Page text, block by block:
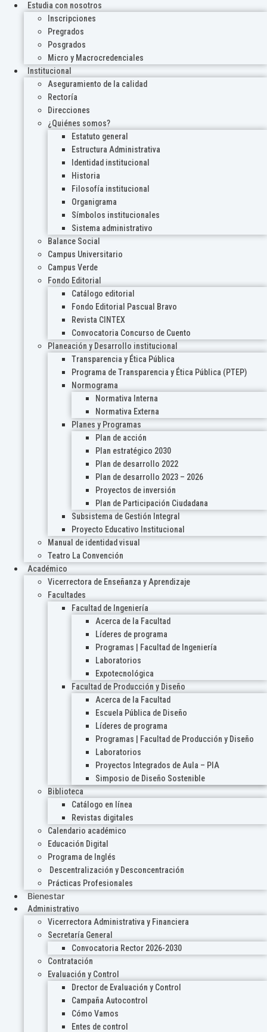
Estudia con nosotros
Inscripciones
Pregrados
Posgrados
Micro y Macrocredenciales
Institucional
Aseguramiento de la calidad
Rectoría
Direcciones
¿Quiénes somos?
Estatuto general
Estructura Administrativa
Identidad institucional
Historia
Filosofía institucional
Organigrama
Símbolos institucionales
Sistema administrativo
Balance Social
Campus Universitario
Campus Verde
Fondo Editorial
Catálogo editorial
Fondo Editorial Pascual Bravo
Revista CINTEX
Convocatoria Concurso de Cuento
Planeación y Desarrollo institucional
Transparencia y Ética Pública
Programa de Transparencia y Ética Pública (PTEP)
Normograma
Normativa Interna
Normativa Externa
Planes y Programas
Plan de acción
Plan estratégico 2030
Plan de desarrollo 2022
Plan de desarrollo 2023 – 2026
Proyectos de inversión
Plan de Participación Ciudadana
Subsistema de Gestión Integral
Proyecto Educativo Institucional
Manual de identidad visual
Teatro La Convención
Académico
Vicerrectora de Enseñanza y Aprendizaje
Facultades
Facultad de Ingeniería
Acerca de la Facultad
Líderes de programa
Programas | Facultad de Ingeniería
Laboratorios
Expotecnológica
Facultad de Producción y Diseño
Acerca de la Facultad
Escuela Pública de Diseño
Líderes de programa
Programas | Facultad de Producción y Diseño
Laboratorios
Proyectos Integrados de Aula – PIA
Simposio de Diseño Sostenible
Biblioteca
Catálogo en línea
Revistas digitales
Calendario académico
Educación Digital
Programa de Inglés
Descentralización y Desconcentración
Prácticas Profesionales
Bienestar
Administrativo
Vicerrectora Administrativa y Financiera
Secretaría General
Convocatoria Rector 2026-2030
Contratación
Evaluación y Control
Drector de Evaluación y Control
Campaña Autocontrol
Cómo Vamos
Entes de control